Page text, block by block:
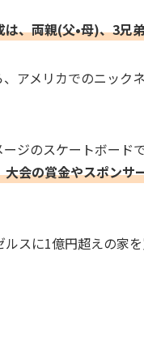
、両親(父•母)、3兄
アメリカでのニッ
ジのスケートボード
会の賞金やスポンサ
スに1億円超えの家